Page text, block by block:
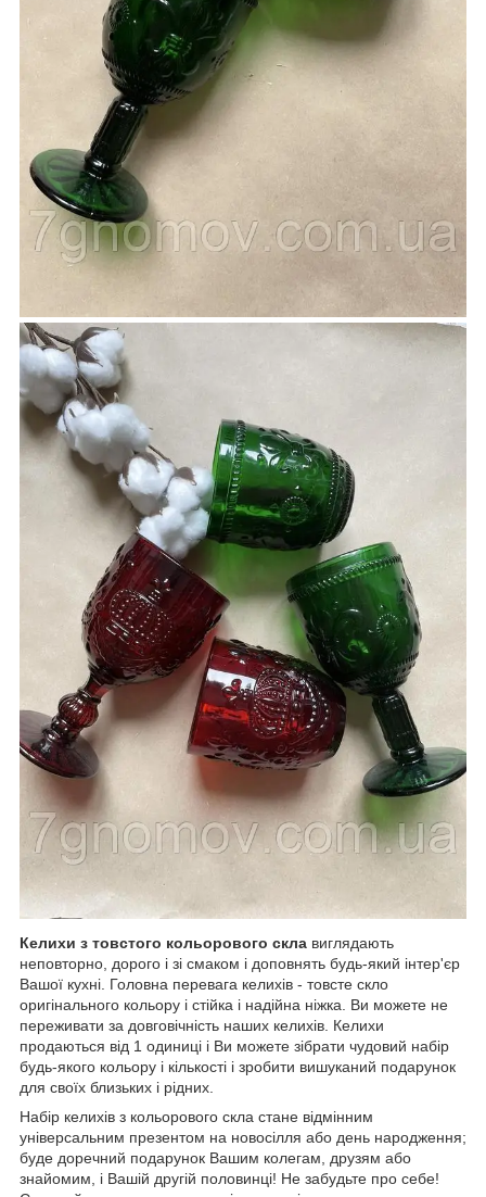
Келихи з товстого кольорового скла виглядають
неповторно, дорого і зі смаком і доповнять будь-який інтер'єр
Вашої кухні. Головна перевага келихів - товсте скло
оригінального кольору і стійка і надійна ніжка. Ви можете не
переживати за довговічність наших келихів. Келихи
продаються від 1 одиниці і Ви можете зібрати чудовий набір
будь-якого кольору і кількості і зробити вишуканий подарунок
для своїх близьких і рідних.
Набір келихів з кольорового скла стане відмінним
універсальним презентом на новосілля або день народження;
буде доречний подарунок Вашим колегам, друзям або
знайомим, і Вашій другій половинці! Не забудьте про себе!